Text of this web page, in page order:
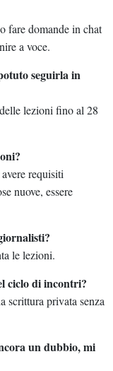
fare domande in chat
a voce.
seguirla in
lezioni fino al 28
requisiti
nuove, essere
le lezioni.
ciclo di incontri?
scrittura privata senza
un dubbio, mi